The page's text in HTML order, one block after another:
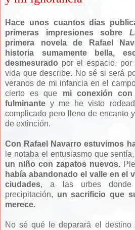
Hace unos cuantos días
primeras impresiones sobre
primera novela de Rafael
historia sumamente bella,
desmesurado por el espacio,
vida que describe. No sé si será
veranos de mi infancia en el
cierto es que mi conexión
fulminante y me he visto
complicado pero lleno de encanto
de extinción.
Con Rafael Navarro estuvimos
le notaba el entusiasmo que
un niño con zapatos nuevos.
había abandonado el valle en el
ciudades, a las urbes
precipitación, un sacrificio que
merece.
No sé qué le deparará el destino